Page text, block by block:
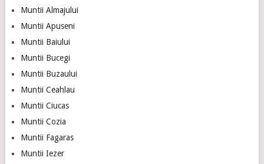
Muntii Almajului
Muntii Apuseni
Muntii Baiului
Muntii Bucegi
Muntii Buzaului
Muntii Ceahlau
Muntii Ciucas
Muntii Cozia
Muntii Fagaras
Muntii Iezer